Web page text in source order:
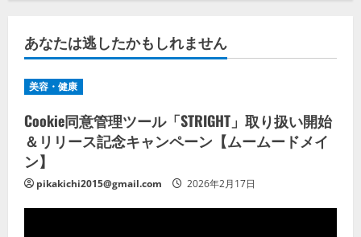
あなたは逃したかもしれません
美容・健康
Cookie同意管理ツール「STRIGHT」取り扱い開始
＆リリース記念キャンペーン【ムームードメイ
ン】
pikakichi2015@gmail.com 2026年2月17日